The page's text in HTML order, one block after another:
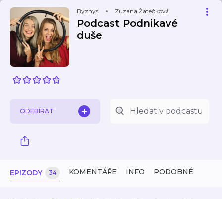
Byznys Zuzana Žatečková
Podcast Podnikavé
duše
ODEBÍRAT
EPIZODY 34 KOMENTÁŘE INFO PODOBNÉ